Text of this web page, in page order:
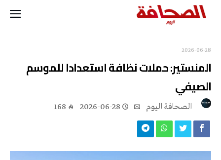
2026-06-28
المنستير: حملات نظافة استعدادا للموسم
الصيفي
2026-06-28
168